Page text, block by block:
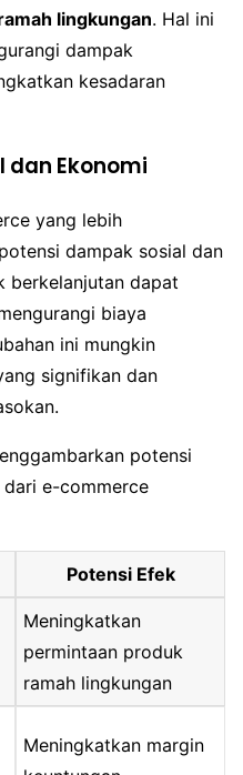
lingkungan. Hal ini
dampak
kesadaran
dan Ekonomi
yang lebih
dampak sosial dan
berkelanjutan dapat
biaya
ini mungkin
signifikan dan
potensi
e-commerce
Potensi Efek
Meningkatkan
permintaan produk
ramah lingkungan
Meningkatkan margin